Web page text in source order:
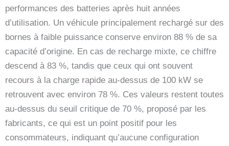
performances des batteries après huit années
d’utilisation. Un véhicule principalement rechargé sur des
bornes à faible puissance conserve environ 88 % de sa
capacité d’origine. En cas de recharge mixte, ce chiffre
descend à 83 %, tandis que ceux qui ont souvent
recours à la charge rapide au-dessus de 100 kW se
retrouvent avec environ 78 %. Ces valeurs restent toutes
au-dessus du seuil critique de 70 %, proposé par les
fabricants, ce qui est un point positif pour les
consommateurs, indiquant qu’aucune configuration